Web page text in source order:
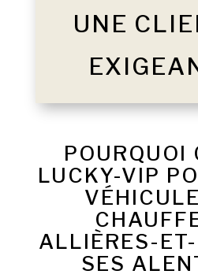
UNE
POURQUOI
LUCKY-VIP
ALLIÈRES-
SES